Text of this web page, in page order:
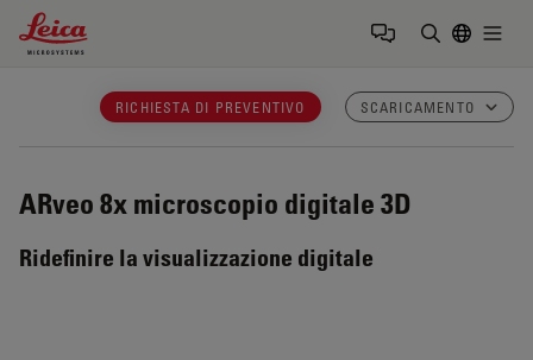
Leica Microsystems Logo
RICHIESTA DI PREVENTIVO SCARICAMENTO
ARveo 8x microscopio digitale 3D
Ridefinire la visualizzazione digitale